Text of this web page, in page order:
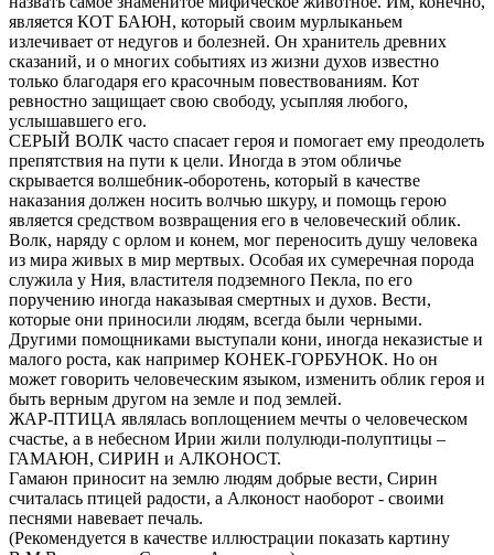
является КОТ БАЮН, который своим мурлыканьем
излечивает от недугов и болезней. Он хранитель древних
сказаний, и о многих событиях из жизни духов известно
только благодаря его красочным повествованиям. Кот
ревностно защищает свою свободу, усыпляя любого,
услышавшего его.
СЕРЫЙ ВОЛК часто спасает героя и помогает ему преодолеть
препятствия на пути к цели. Иногда в этом обличье
скрывается волшебник-оборотень, который в качестве
наказания должен носить волчью шкуру, и помощь герою
является средством возвращения его в человеческий облик.
Волк, наряду с орлом и конем, мог переносить душу человека
из мира живых в мир мертвых. Особая их сумеречная порода
служила у Ния, властителя подземного Пекла, по его
поручению иногда наказывая смертных и духов. Вести,
которые они приносили людям, всегда были черными.
Другими помощниками выступали кони, иногда неказистые и
малого роста, как например КОНЕК-ГОРБУНОК. Но он
может говорить человеческим языком, изменить облик героя и
быть верным другом на земле и под землей.
ЖАР-ПТИЦА являлась воплощением мечты о человеческом
счастье, а в небесном Ирии жили полулюди-полуптицы –
ГАМАЮН, СИРИН и АЛКОНОСТ.
Гамаюн приносит на землю людям добрые вести, Сирин
считалась птицей радости, а Алконост наоборот - своими
песнями навевает печаль.
(Рекомендуется в качестве иллюстрации показать картину